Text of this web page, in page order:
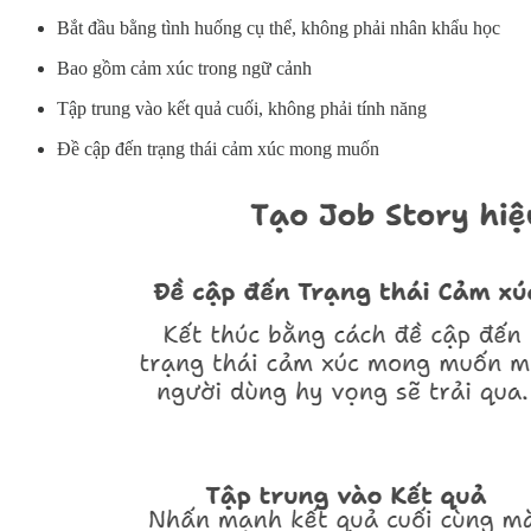
Bắt đầu bằng tình huống cụ thể, không phải nhân khẩu học
Bao gồm cảm xúc trong ngữ cảnh
Tập trung vào kết quả cuối, không phải tính năng
Đề cập đến trạng thái cảm xúc mong muốn